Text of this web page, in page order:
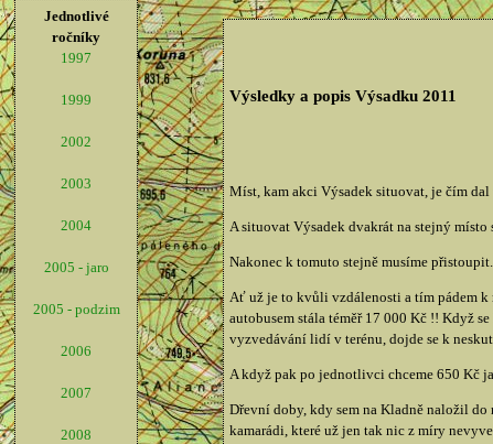
Jednotlivé
ročníky
1997
1999
2002
2003
2004
2005 - jaro
2005 - podzim
2006
2007
2008
Výsledky a popis Výsadku 2011
Míst, kam akci Výsadek situovat, je čím
A situovat Výsadek dvakrát na stejný místo
Nakonec k tomuto stejně musíme přistoupit.
Ať už je to kvůli vzdálenosti a tím pádem k
autobusem stála téměř 17 000 Kč !! Když
vyzvedávání lidí v terénu, dojde se k
A když pak po jednotlivci chceme 650 Kč
Dřevní doby, kdy sem na Kladně naložil
kamarádi, které už jen tak nic z míry